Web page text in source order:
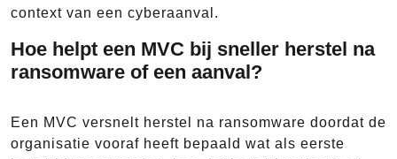
context van een cyberaanval.
Hoe helpt een MVC bij sneller herstel na
ransomware of een aanval?
Een MVC versnelt herstel na ransomware doordat de
organisatie vooraf heeft bepaald wat als eerste